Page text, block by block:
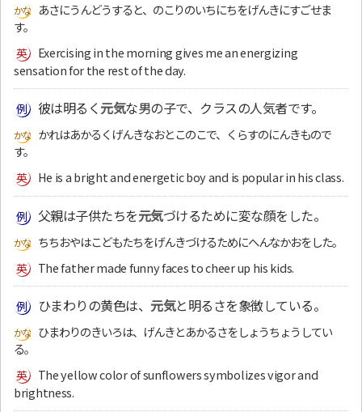
あさにうんどうすると、のこりのいちにちをげんきにすごせま
す。
Exercising in the morning gives me an energizing
sensation for the rest of the day.
彼は明るく元気な男の子で、クラスの人気者です。
かれはあかるくげんきなおとこのこで、くらすのにんきもので
す。
He is a bright and energetic boy and is popular in his class.
父親は子供たちを元気づけるために変な顔をした。
ちちおやはこどもたちをげんきづけるためにへんなかおをした。
The father made funny faces to cheer up his kids.
ひまわりの黄色は、 元気と明るさを象徴している。
ひまわりのきいろは、げんきとあかるさをしょうちょうしてい
る。
The yellow color of sunflowers symbolizes vigor and
brightness.